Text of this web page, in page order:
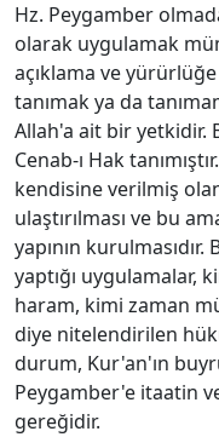
Hz. Peygamber
olarak uygulamak
açıklama ve
tanımak ya da
Allah'a ait bir yetkidir.
Cenab-ı Hak
kendisine verilmiş
ulaştırılması ve bu
yapının
yaptığı uygulamalar,
haram, kimi zaman
diye nitelendirilen
durum, Kur'an'ın
Peygamber'e itaatin
gereğidir.